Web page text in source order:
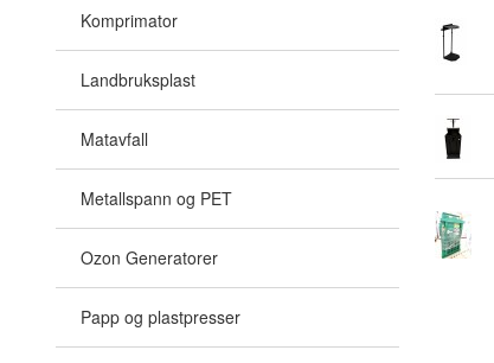
Komprimator
Landbruksplast
Matavfall
Metallspann og PET
Ozon Generatorer
Papp og plastpresser